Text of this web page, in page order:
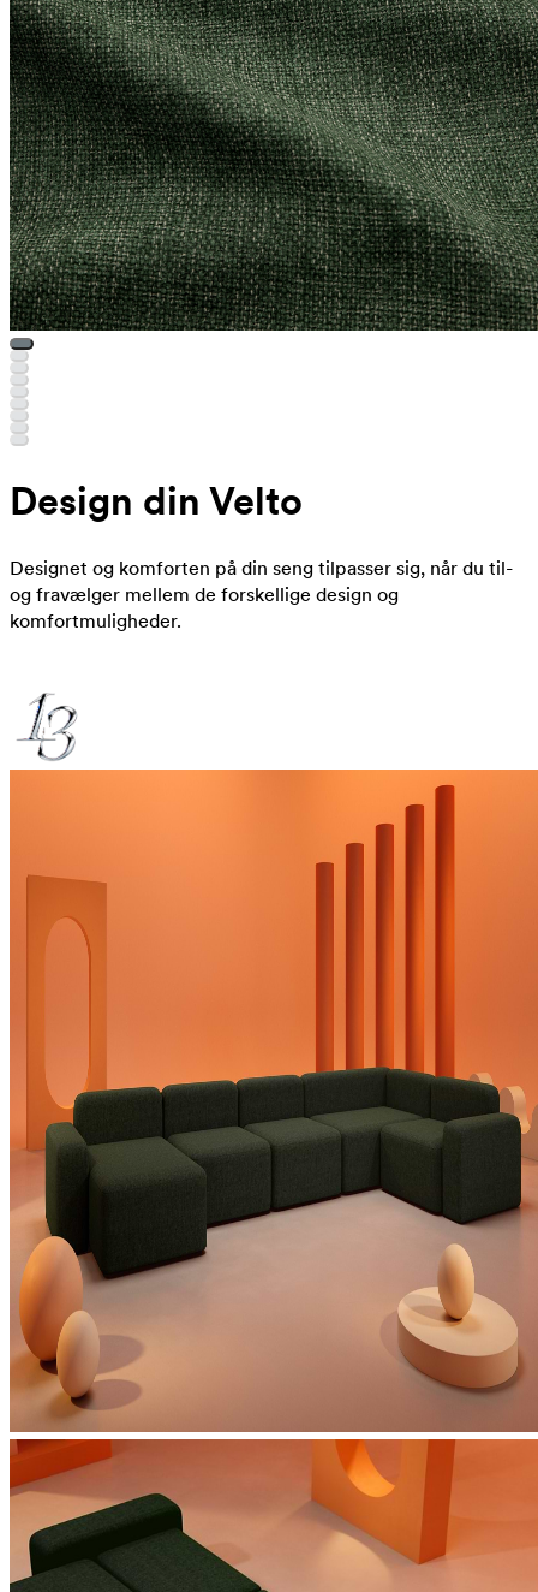
Design din Velto
Designet og komforten på din seng tilpasser sig, når du til-
og fravælger mellem de forskellige design og
komfortmuligheder.